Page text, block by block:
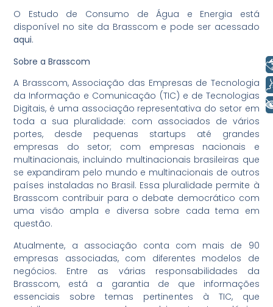
O Estudo de Consumo de Água e Energia está
disponível no site da Brasscom e pode ser acessado
aqui.
Sobre a Brasscom
A Brasscom, Associação das Empresas de Tecnologia
da Informação e Comunicação (TIC) e de Tecnologias
Digitais, é uma associação representativa do setor em
toda a sua pluralidade: com associados de vários
portes, desde pequenas startups até grandes
empresas do setor; com empresas nacionais e
multinacionais, incluindo multinacionais brasileiras que
se expandiram pelo mundo e multinacionais de outros
países instaladas no Brasil. Essa pluralidade permite à
Brasscom contribuir para o debate democrático com
uma visão ampla e diversa sobre cada tema em
questão.
Atualmente, a associação conta com mais de 90
empresas associadas, com diferentes modelos de
negócios. Entre as várias responsabilidades da
Brasscom, está a garantia de que informações
essenciais sobre temas pertinentes à TIC, que
Voz
+ Acessibilidade